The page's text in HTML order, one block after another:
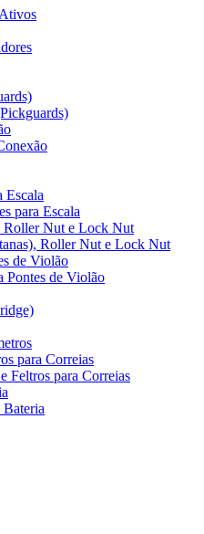
Escala
para Escala
Roller Nut e Lock Nut
Roller Nut e Lock Nut
de Violão
Pontes de Violão
para Correias
Feltros para Correias
Bateria